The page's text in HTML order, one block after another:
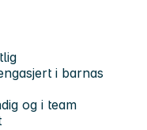
i barnas
og i team